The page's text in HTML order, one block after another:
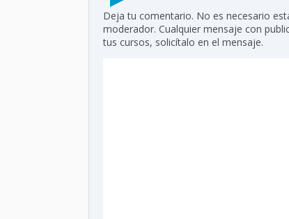
Deja tu comentario. No es necesario
moderador. Cualquier mensaje con
tus cursos, solicítalo en el mensaje.